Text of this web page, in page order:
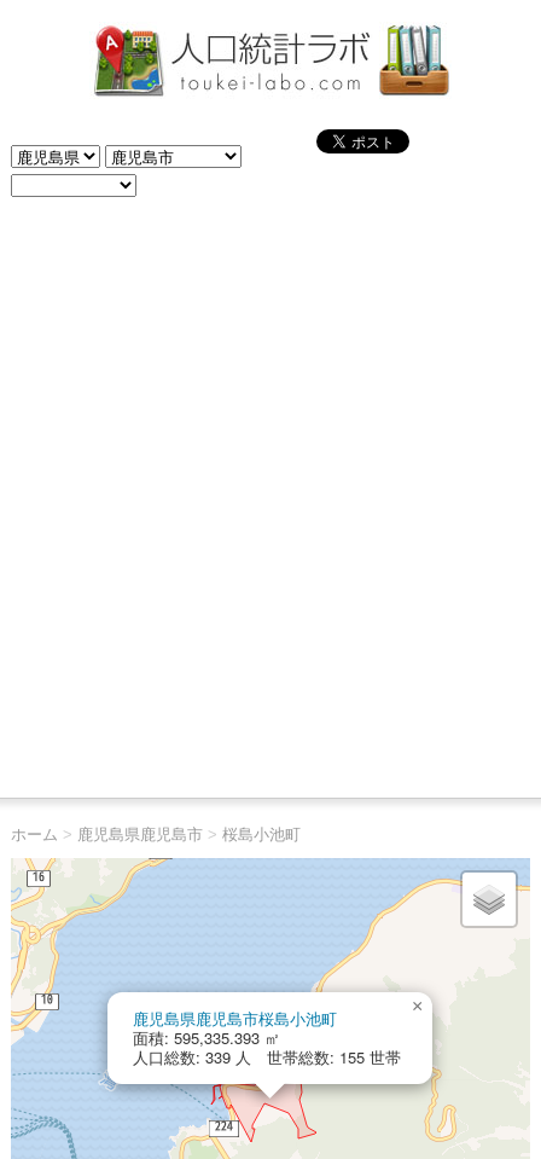
ホーム > 鹿児島県鹿児島市> 桜島小池町
鹿児島県鹿児島市桜島小池町
面積: 595,335.393 ㎡
人口総数: 339 人 世帯総数: 155 世帯
×